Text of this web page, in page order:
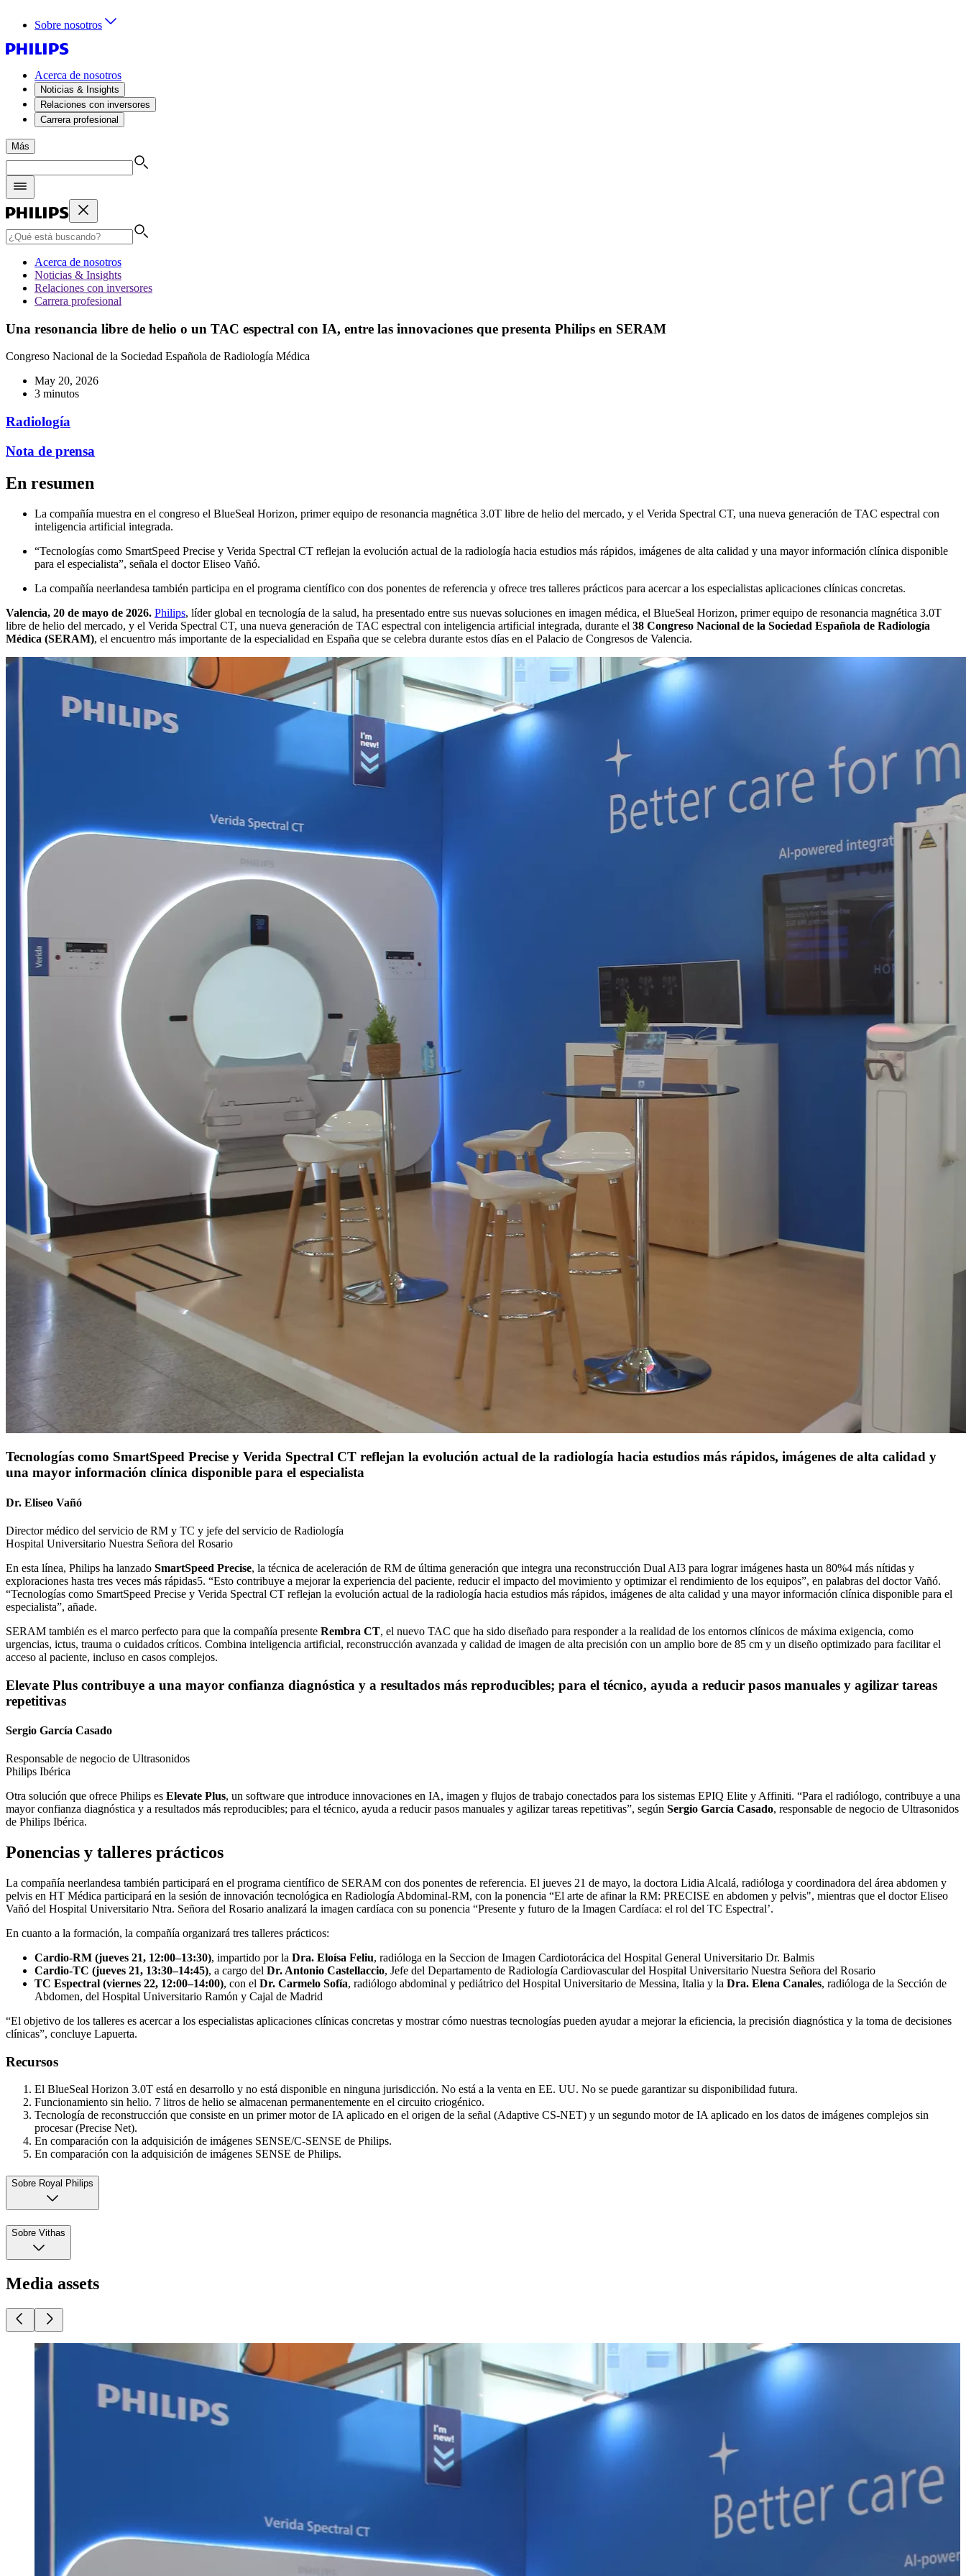
Sobre nosotros
Acerca de nosotros
Noticias & Insights
Relaciones con inversores
Carrera profesional
Más
Acerca de nosotros
Noticias & Insights
Relaciones con inversores
Carrera profesional
Una resonancia libre de helio o un TAC espectral con IA, entre las innovaciones que presenta Philips en SERAM
Congreso Nacional de la Sociedad Española de Radiología Médica
May 20, 2026
3 minutos
Radiología
Nota de prensa
En resumen
La compañía muestra en el congreso el BlueSeal Horizon, primer equipo de resonancia magnética 3.0T libre de helio del mercado, y el Verida Spectral CT, una nueva generación de TAC espectral con
inteligencia artificial integrada.
“Tecnologías como SmartSpeed Precise y Verida Spectral CT reflejan la evolución actual de la radiología hacia estudios más rápidos, imágenes de alta calidad y una mayor información clínica disponible
para el especialista”, señala el doctor Eliseo Vañó.
La compañía neerlandesa también participa en el programa científico con dos ponentes de referencia y ofrece tres talleres prácticos para acercar a los especialistas aplicaciones clínicas concretas.
Valencia, 20 de mayo de 2026. Philips, líder global en tecnología de la salud, ha presentado entre sus nuevas soluciones en imagen médica, el BlueSeal Horizon, primer equipo de resonancia magnética 3.0T
libre de helio del mercado, y el Verida Spectral CT, una nueva generación de TAC espectral con inteligencia artificial integrada, durante el 38 Congreso Nacional de la Sociedad Española de Radiología
Médica (SERAM), el encuentro más importante de la especialidad en España que se celebra durante estos días en el Palacio de Congresos de Valencia.
Tecnologías como SmartSpeed Precise y Verida Spectral CT reflejan la evolución actual de la radiología hacia estudios más rápidos, imágenes de alta calidad y
una mayor información clínica disponible para el especialista
Dr. Eliseo Vañó
Director médico del servicio de RM y TC y jefe del servicio de Radiología
Hospital Universitario Nuestra Señora del Rosario
En esta línea, Philips ha lanzado SmartSpeed Precise, la técnica de aceleración de RM de última generación que integra una reconstrucción Dual AI3 para lograr imágenes hasta un 80%4 más nítidas y
exploraciones hasta tres veces más rápidas5. “Esto contribuye a mejorar la experiencia del paciente, reducir el impacto del movimiento y optimizar el rendimiento de los equipos”, en palabras del doctor Vañó.
“Tecnologías como SmartSpeed Precise y Verida Spectral CT reflejan la evolución actual de la radiología hacia estudios más rápidos, imágenes de alta calidad y una mayor información clínica disponible para el
especialista”, añade.
SERAM también es el marco perfecto para que la compañía presente Rembra CT, el nuevo TAC que ha sido diseñado para responder a la realidad de los entornos clínicos de máxima exigencia, como
urgencias, ictus, trauma o cuidados críticos. Combina inteligencia artificial, reconstrucción avanzada y calidad de imagen de alta precisión con un amplio bore de 85 cm y un diseño optimizado para facilitar el
acceso al paciente, incluso en casos complejos.
Elevate Plus contribuye a una mayor confianza diagnóstica y a resultados más reproducibles; para el técnico, ayuda a reducir pasos manuales y agilizar tareas
repetitivas
Sergio García Casado
Responsable de negocio de Ultrasonidos
Philips Ibérica
Otra solución que ofrece Philips es Elevate Plus, un software que introduce innovaciones en IA, imagen y flujos de trabajo conectados para los sistemas EPIQ Elite y Affiniti. “Para el radiólogo, contribuye a una
mayor confianza diagnóstica y a resultados más reproducibles; para el técnico, ayuda a reducir pasos manuales y agilizar tareas repetitivas”, según Sergio García Casado, responsable de negocio de Ultrasonidos
de Philips Ibérica.
Ponencias y talleres prácticos
La compañía neerlandesa también participará en el programa científico de SERAM con dos ponentes de referencia. El jueves 21 de mayo, la doctora Lidia Alcalá, radióloga y coordinadora del área abdomen y
pelvis en HT Médica participará en la sesión de innovación tecnológica en Radiología Abdominal-RM, con la ponencia “El arte de afinar la RM: PRECISE en abdomen y pelvis", mientras que el doctor Eliseo
Vañó del Hospital Universitario Ntra. Señora del Rosario analizará la imagen cardíaca con su ponencia “Presente y futuro de la Imagen Cardíaca: el rol del TC Espectral’.
En cuanto a la formación, la compañía organizará tres talleres prácticos:
Cardio-RM (jueves 21, 12:00–13:30), impartido por la Dra. Eloísa Feliu, radióloga en la Seccion de Imagen Cardiotorácica del Hospital General Universitario Dr. Balmis
Cardio-TC (jueves 21, 13:30–14:45), a cargo del Dr. Antonio Castellaccio, Jefe del Departamento de Radiología Cardiovascular del Hospital Universitario Nuestra Señora del Rosario
TC Espectral (viernes 22, 12:00–14:00), con el Dr. Carmelo Sofía, radiólogo abdominal y pediátrico del Hospital Universitario de Messina, Italia y la Dra. Elena Canales, radióloga de la Sección de
Abdomen, del Hospital Universitario Ramón y Cajal de Madrid
“El objetivo de los talleres es acercar a los especialistas aplicaciones clínicas concretas y mostrar cómo nuestras tecnologías pueden ayudar a mejorar la eficiencia, la precisión diagnóstica y la toma de decisiones
clínicas”, concluye Lapuerta.
Recursos
El BlueSeal Horizon 3.0T está en desarrollo y no está disponible en ninguna jurisdicción. No está a la venta en EE. UU. No se puede garantizar su disponibilidad futura.
Funcionamiento sin helio. 7 litros de helio se almacenan permanentemente en el circuito criogénico.
Tecnología de reconstrucción que consiste en un primer motor de IA aplicado en el origen de la señal (Adaptive CS-NET) y un segundo motor de IA aplicado en los datos de imágenes complejos sin
procesar (Precise Net).
En comparación con la adquisición de imágenes SENSE/C-SENSE de Philips.
En comparación con la adquisición de imágenes SENSE de Philips.
Sobre Royal Philips
Sobre Vithas
Media assets